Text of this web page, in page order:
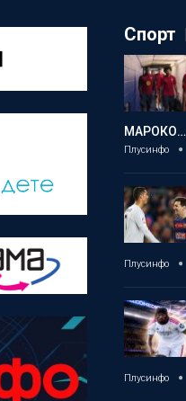
Спорт
МАРОКО…
Плусинфо
Плусинфо
Плусинфо